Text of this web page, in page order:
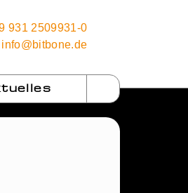
931 2509931-0
info@bitbone.de